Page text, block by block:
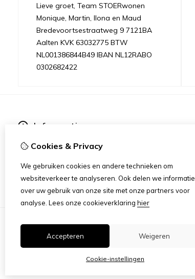
Lieve groet, Team STOERwonen
Monique, Martin, Ilona en Maud
Bredevoortsestraatweg 9 7121BA
Aalten KVK 63032775 BTW
NL001386844B49 IBAN NL12RABO
0302682422
Informatie
Verzending & Levering
Algemene voorwaarden
Cookies & Privacy
We gebruiken cookies en andere technieken om
websiteverkeer te analyseren. Ook delen we informatie
over uw gebruik van onze site met onze partners voor
analyse. Lees onze cookieverklaring hier
Accepteren Weigeren
Cookie-instellingen